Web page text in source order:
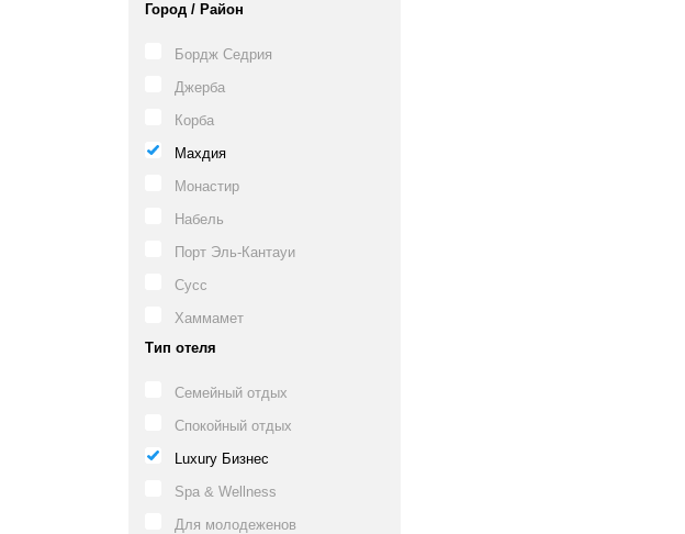
Город / Район
Бордж Седрия
Джерба
Корба
Махдия
Монастир
Набель
Порт Эль-Кантауи
Сусс
Хаммамет
Тип отеля
Семейный отдых
Спокойный отдых
Luxury Бизнес
Spa & Wellness
Для молодеженов